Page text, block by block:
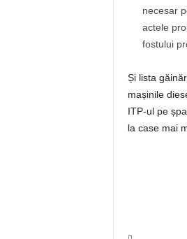
necesar
actele
fostului
Și lista
mașinile
ITP-ul pe
la case mai